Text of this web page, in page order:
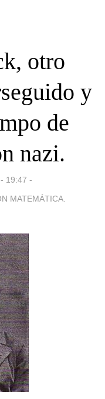
otro
y
de
nazi.
19:47 -
MATEMÁTICA.